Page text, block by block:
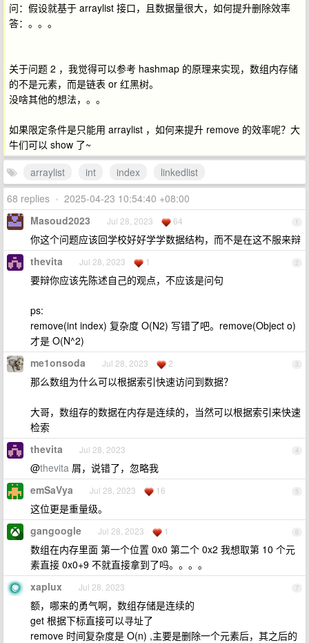
问：假设就基于 arraylist 接口，且数据量很大，如何提升删除效率
答：。。。
关于问题 2 ，我觉得可以参考 hashmap 的原理来实现，数组内存储
的不是元素，而是链表 or 红黑树。
没啥其他的想法，。。
如果限定条件是只能用 arraylist ，如何来提升 remove 的效率呢？大
牛们可以 show 了~
arraylist
int index
linkedlist
68 replies • 2025-04-23 10:54:40 +08:00
1
Masoud2023 Jul 28, 2023 64
你这个问题应该回学校好好学学数据结构，而不是在这不服来辩
2
thevita Jul 28, 2023 1
要辩你应该先陈述自己的观点，不应该是问句
ps:
remove(int index) 复杂度 O(N2) 写错了吧。remove(Object o)
才是 O(N^2)
3
me1onsoda Jul 28, 2023 2
那么数组为什么可以根据索引快速访问到数据？
大哥，数组存的数据在内存是连续的，当然可以根据索引来快速
检索
4
thevita Jul 28, 2023
@thevita 屑，说错了，忽略我
5
emSaVya Jul 28, 2023 16
这位更是重量级。
6
gangoogle Jul 28, 2023 1
数组在内存里面 第一个位置 0x0 第二个 0x2 我想取第 10 个元
素直接 0x0+9 不就直接拿到了吗。。。。
7
xaplux Jul 28, 2023
额，哪来的勇气啊，数组存储是连续的
get 根据下标直接可以寻址了
remove 时间复杂度是 O(n) ,主要是删除一个元素后，其之后的